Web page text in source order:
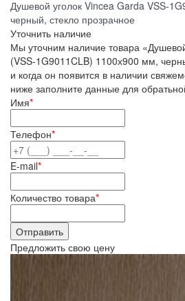
Душевой уголок Vincea Garda VSS-
черный, стекло прозрачное
Уточнить наличие
Мы уточним наличие товара
(VSS-1G9011CLB) 1100х900 мм,
и когда он появится в наличии
ниже заполните данные для
Имя*
Телефон*
E-mail*
Количество товара*
Предложить свою цену